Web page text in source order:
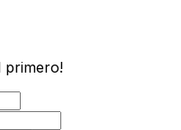
primero!